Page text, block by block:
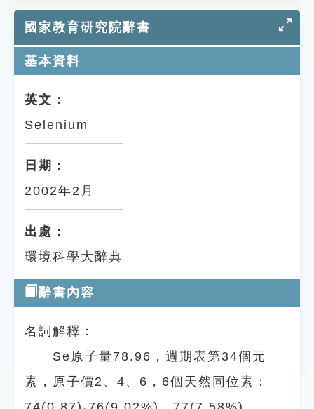
國家教育研究院辭書
基本資料
英文：
Selenium
日期：
2002年2月
出處：
環境科學大辭典
辭書內容
名詞解釋：
Se原子量78.96，週期表第34個元
素，原子價2、4、6，6個天然同位素：